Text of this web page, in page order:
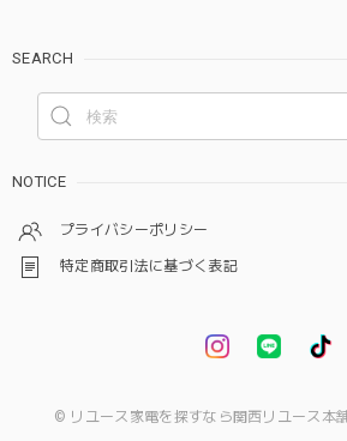
SEARCH
NOTICE
プライバシーポリシー
特定商取引法に基づく表記
© リユース家電を探すなら関西リユース本